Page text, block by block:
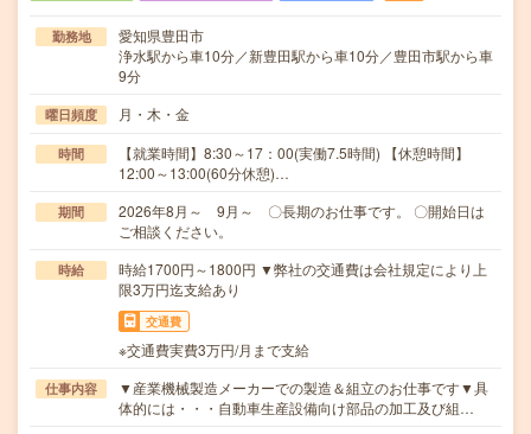
勤務地
愛知県豊田市
浄水駅から車10分／新豊田駅から車10分／豊田市駅から車
9分
曜日頻度 月・木・金
時間
【就業時間】8:30～17：00(実働7.5時間) 【休憩時間】
12:00～13:00(60分休憩)…
期間
2026年8月～ 9月～ 〇長期のお仕事です。 〇開始日は
ご相談ください。
時給
時給1700円～1800円 ▼弊社の交通費は会社規定により上
限3万円迄支給あり
交通費
※交通費実費3万円/月まで支給
仕事内容
▼産業機械製造メーカーでの製造＆組立のお仕事です▼具
体的には・・・自動車生産設備向け部品の加工及び組…